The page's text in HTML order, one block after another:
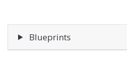
Blueprints